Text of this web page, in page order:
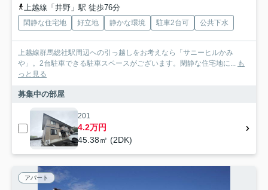
上越線「井野」駅 徒歩76分
閑静な住宅地 好立地 静かな環境 駐車2台可 公共下水
上越線群馬総社駅周辺への引っ越しをお考えなら「サニーヒルかみ
や」。2台駐車できる駐車スペースがございます。閑静な住宅地に... も
っと見る
募集中の部屋
201
4.2万円
45.38㎡ (2DK)
アパート